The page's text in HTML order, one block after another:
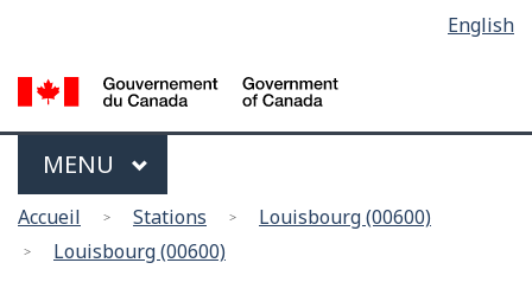
main
content
la
version
HTML
la
langue
English
Menu
MAIN
MENU
Vous
êtes
Accueil Stations
Louisbourg (00600)
Louisbourg (00600)